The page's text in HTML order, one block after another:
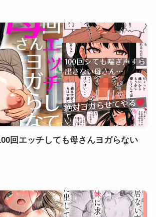
回エッチしても母さんヨガらない